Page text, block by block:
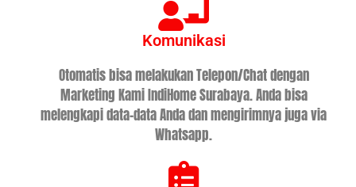
Komunikasi
Otomatis bisa melakukan Telepon/Chat dengan
Marketing Kami IndiHome Surabaya. Anda bisa
melengkapi data-data Anda dan mengirimnya juga via
Whatsapp.